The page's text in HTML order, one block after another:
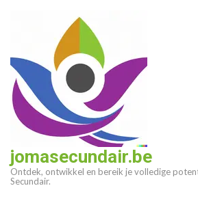
(druk
enter)
jomasecundair.be
Ontdek, ontwikkel en bereik je volledige
Secundair.